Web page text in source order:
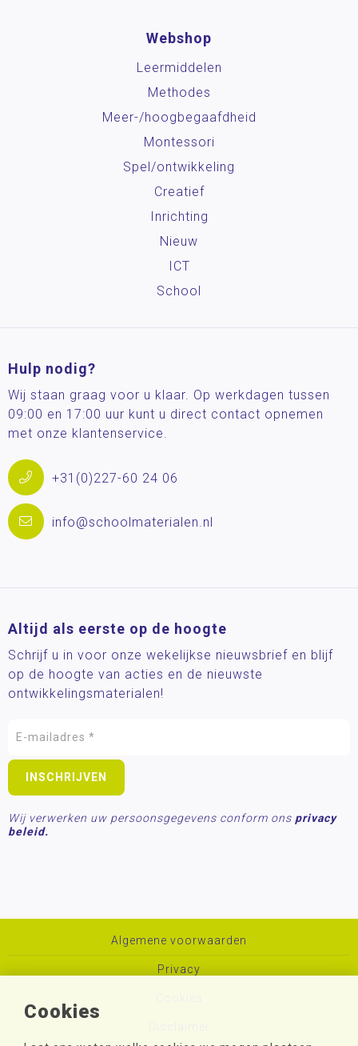
Cookies
Webshop
Leermiddelen
Methodes
Meer-/hoog­begaafdheid
Montessori
Spel/ontwikkeling
Creatief
Inrichting
Nieuw
ICT
School
Hulp nodig?
Wij staan graag voor u klaar. Op werkdagen tussen
09:00 en 17:00 uur kunt u direct contact opnemen
met onze klantenservice.
+31(0)227-60 24 06
info@schoolmaterialen.nl
Altijd als eerste op de hoogte
Schrijf u in voor onze wekelijkse nieuwsbrief en blijf
op de hoogte van acties en de nieuwste
ontwikkelingsmaterialen!
Wij verwerken uw persoonsgegevens conform ons privacy
beleid.
Algemene voorwaarden
Privacy